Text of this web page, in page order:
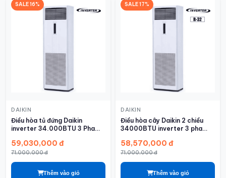
SALE 16%
DAIKIN
Điều hòa tủ đứng Daikin
inverter 34.000BTU 3 Pha
59,030,000 đ
71,000,000 đ
Thêm vào giỏ
SALE 17%
DAIKIN
Điều hòa cây Daikin 2 chiều
34000BTU inverter 3 pha
58,570,000 đ
71,000,000 đ
Thêm vào giỏ